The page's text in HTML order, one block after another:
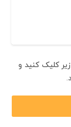
کلیک کنید و